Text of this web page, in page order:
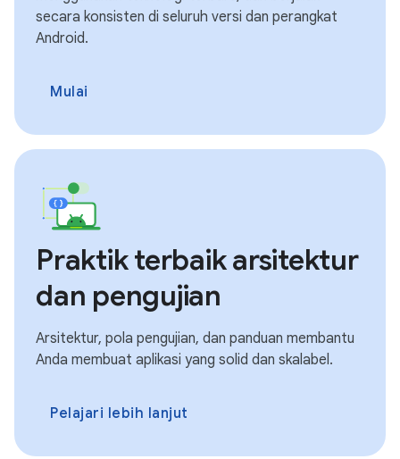
secara konsisten di seluruh versi dan perangkat
Android.
Mulai
Praktik terbaik arsitektur
dan pengujian
Arsitektur, pola pengujian, dan panduan membantu
Anda membuat aplikasi yang solid dan skalabel.
Pelajari lebih lanjut